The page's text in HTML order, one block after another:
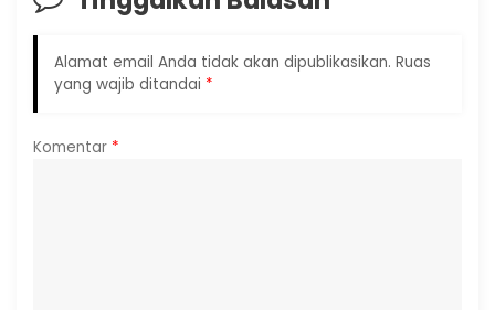
Alamat email Anda tidak akan dipublikasikan. Ruas
yang wajib ditandai *
Komentar *